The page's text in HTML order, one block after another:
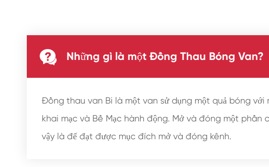
 Những gì là một Đồng Thau Bóng Van?
Đồng thau van Bi là một van sử dụng một quả bóng
khai mạc và Bế Mạc hành động. Mở và đóng một
vậy là để đạt được mục đích mở và đóng kênh.